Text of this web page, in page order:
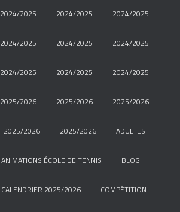
2024/2025 2024/2025 2024/2025
2024/2025 2024/2025 2024/2025
2024/2025 2024/2025 2024/2025
2025/2026 2025/2026 2025/2026
2025/2026 2025/2026 ADULTES
ANIMATIONS ÉCOLE DE TENNIS BLOG
CALENDRIER 2025/2026 COMPÉTITION